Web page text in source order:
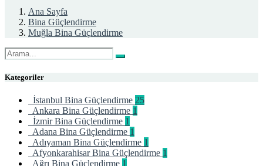
Ana Sayfa
Bina Güçlendirme
Muğla Bina Güçlendirme
Kategoriler
İstanbul Bina Güçlendirme 25
Ankara Bina Güçlendirme 1
İzmir Bina Güçlendirme 1
Adana Bina Güçlendirme 1
Adıyaman Bina Güçlendirme 1
Afyonkarahisar Bina Güçlendirme 1
Ağrı Bina Güçlendirme 1